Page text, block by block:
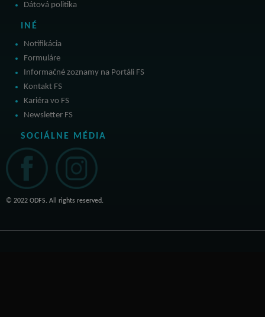
Dátová politika
INÉ
Notifikácia
Formuláre
Informačné zoznamy na Portáli FS
Kontakt FS
Kariéra vo FS
Newsletter FS
SOCIÁLNE MÉDIA
© 2022 ODFS. All rights reserved.